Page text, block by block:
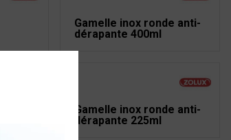
Gamelle inox ronde anti-
dérapante 400ml
Gamelle inox ronde anti-
dérapante 225ml